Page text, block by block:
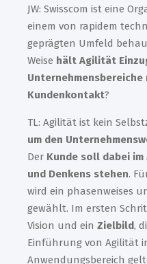
JW: Swisscom ist eine
einem von rapidem
geprägten Umfeld
Weise hält Agilität
Kundenkontakt?
TL: Agilität ist kein
um den
Der Kunde soll dabei
und Denkens stehen.
wird ein phasenweises
gewählt. Im ersten
Vision und ein Zielbild,
Einführung von Agilität
Anwendungsbereich